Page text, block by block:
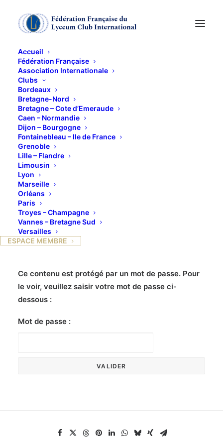
Accueil
Fédération Française
Association Internationale
Clubs
Bordeaux
Bretagne-Nord
Bretagne – Cote d’Emeraude
Caen – Normandie
Dijon – Bourgogne
Fontainebleau – Ile de France
Grenoble
Lille – Flandre
Limousin
Lyon
Marseille
Orléans
Paris
Troyes – Champagne
Vannes – Bretagne Sud
Versailles
ESPACE MEMBRE
LES FEMMES DANS
L'UNIVERS DE JAMES
Ce contenu est protégé par un mot de passe. Pour
le voir, veuillez saisir votre mot de passe ci-
dessous :
Mot de passe :